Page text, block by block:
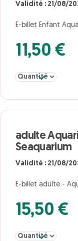
Validité : 21/08/
E-billet Enfant
11,50 €
Sélectionner la
adulte
Seaquarium
Validité : 21/08/
E-billet adulte -
15,50 €
Sélectionner la